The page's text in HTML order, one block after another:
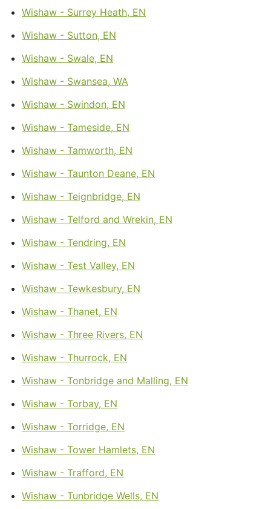
Wishaw - Surrey Heath, EN
Wishaw - Sutton, EN
Wishaw - Swale, EN
Wishaw - Swansea, WA
Wishaw - Swindon, EN
Wishaw - Tameside, EN
Wishaw - Tamworth, EN
Wishaw - Taunton Deane, EN
Wishaw - Teignbridge, EN
Wishaw - Telford and Wrekin, EN
Wishaw - Tendring, EN
Wishaw - Test Valley, EN
Wishaw - Tewkesbury, EN
Wishaw - Thanet, EN
Wishaw - Three Rivers, EN
Wishaw - Thurrock, EN
Wishaw - Tonbridge and Malling, EN
Wishaw - Torbay, EN
Wishaw - Torridge, EN
Wishaw - Tower Hamlets, EN
Wishaw - Trafford, EN
Wishaw - Tunbridge Wells, EN